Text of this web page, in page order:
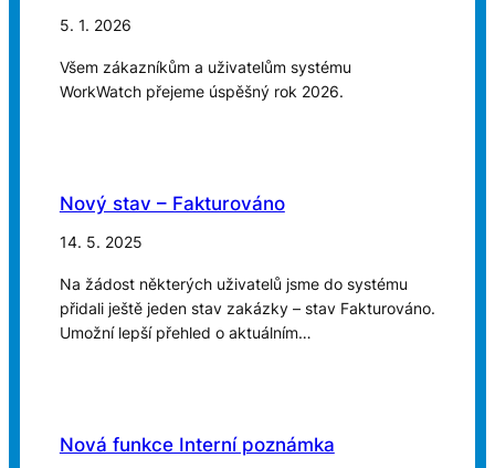
5. 1. 2026
Všem zákazníkům a uživatelům systému
WorkWatch přejeme úspěšný rok 2026.
Nový stav – Fakturováno
14. 5. 2025
Na žádost některých uživatelů jsme do systému
přidali ještě jeden stav zakázky – stav Fakturováno.
Umožní lepší přehled o aktuálním…
Nová funkce Interní poznámka